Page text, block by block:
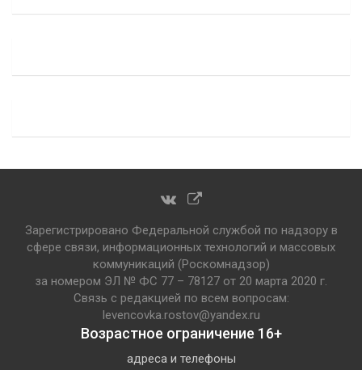
Зарегистрировано Федеральной службой по надзору в
сфере связи, информационных технологий и массовых
коммуникаций (Роскомнадзор)
за номером ЭЛ № ФС 77 – 78127 от 20 марта 2020 г.
Связь с редакцией по всем вопросам:
levencovka.rostov@yandex.ru
Возрастное ограничение 16+
адреса и телефоны